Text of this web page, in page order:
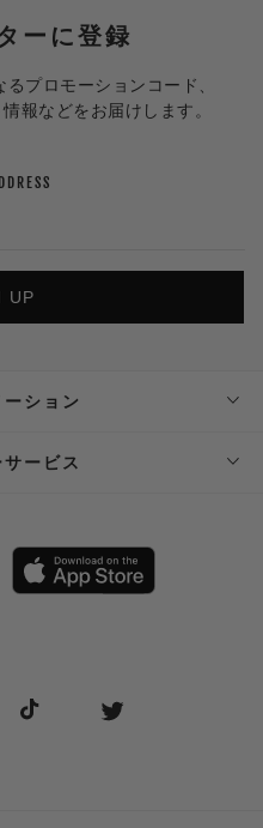
ーに登録
るプロモーションコード、
報などをお届けします。
UP
ション
ービス
TikTok Twitter